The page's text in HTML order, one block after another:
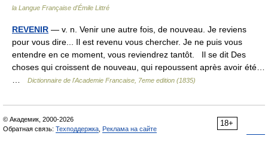
la Langue Française d'Émile Littré
REVENIR — v. n. Venir une autre fois, de nouveau. Je reviens
pour vous dire... Il est revenu vous chercher. Je ne puis vous
entendre en ce moment, vous reviendrez tantôt. Il se dit Des
choses qui croissent de nouveau, qui repoussent après avoir été…
…
Dictionnaire de l'Academie Francaise, 7eme edition (1835)
18+
© Академик, 2000-2026
Обратная связь: Техподдержка Реклама на сайте